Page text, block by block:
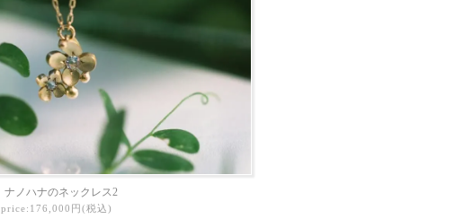
ナノハナのネックレス2
price:176,000円(税込)